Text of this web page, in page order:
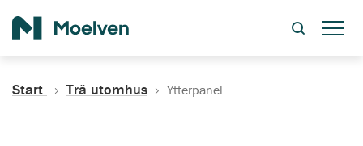
Start Trä utomhus Ytterpanel